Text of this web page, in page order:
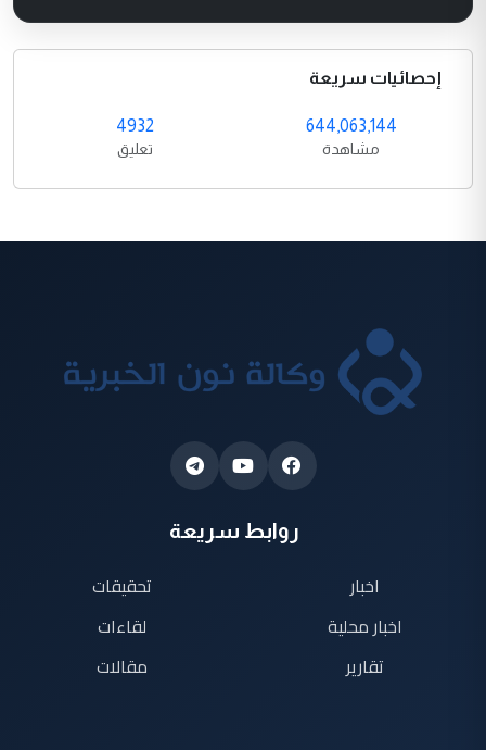
إحصائيات سريعة
644,063,144
مشاهدة
4932
تعليق
روابط سريعة
اخبار
اخبار محلية
تقارير
تحقيقات
لقاءات
مقالات